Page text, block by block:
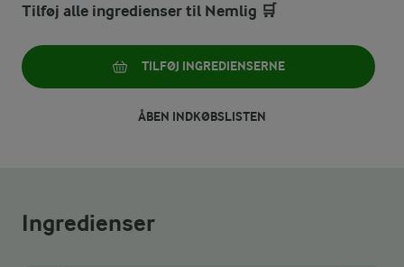
Tilføj alle ingredienser til Nemlig 🛒
TILFØJ INGREDIENSERNE
ÅBEN INDKØBSLISTEN
Ingredienser